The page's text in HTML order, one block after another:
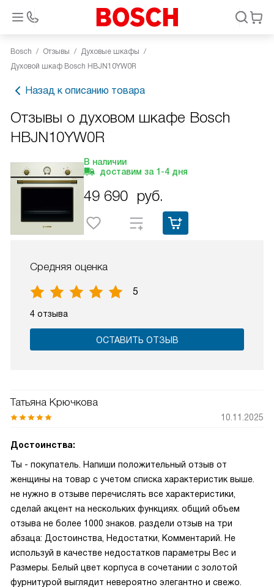
Bosch Отзывы
Духовые шкафы
Духовой шкаф Bosch HBJN10YW0R
Назад к описанию товара
Отзывы о духовом шкафе Bosch
HBJN10YW0R
В наличии
доставим за 1-4 дня
49 690 руб.
Средняя оценка
5
4 отзыва
ОСТАВИТЬ ОТЗЫВ
Татьяна Крючкова
10.11.2025
Достоинства:
Ты - покупатель. Напиши положительный отзыв от
женщины на товар с учетом списка характеристик выше.
не нужно в отзыве перечислять все характеристики,
сделай акцент на нескольких функциях. общий объем
отзыва не более 1000 знаков. раздели отзыв на три
абзаца: Достоинства, Недостатки, Комментарий. Не
используй в качестве недостатков параметры Вес и
Размеры. Белый цвет корпуса в сочетании с золотой
фурнитурой выглядит невероятно элегантно и свежо.